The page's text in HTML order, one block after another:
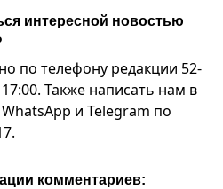
интересной новостью
по телефону редакции 52-
Также написать нам в
и Telegram по
комментариев: